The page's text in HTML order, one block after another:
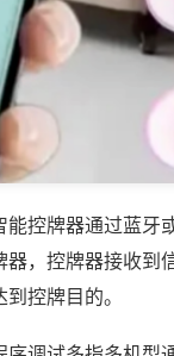
控牌器通过蓝
，控牌器接收到
控牌目的。